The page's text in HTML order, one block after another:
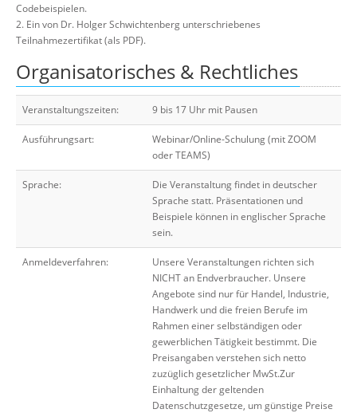
Codebeispielen.
2. Ein von Dr. Holger Schwichtenberg unterschriebenes
Teilnahmezertifikat (als PDF).
Organisatorisches & Rechtliches
Veranstaltungszeiten: 9 bis 17 Uhr mit Pausen
Ausführungsart:
Webinar/Online-Schulung (mit ZOOM
oder TEAMS)
Sprache:
Die Veranstaltung findet in deutscher
Sprache statt. Präsentationen und
Beispiele können in englischer Sprache
sein.
Anmeldeverfahren:
Unsere Veranstaltungen richten sich
NICHT an Endverbraucher. Unsere
Angebote sind nur für Handel, Industrie,
Handwerk und die freien Berufe im
Rahmen einer selbständigen oder
gewerblichen Tätigkeit bestimmt. Die
Preisangaben verstehen sich netto
zuzüglich gesetzlicher MwSt.Zur
Einhaltung der geltenden
Datenschutzgesetze, um günstige Preise